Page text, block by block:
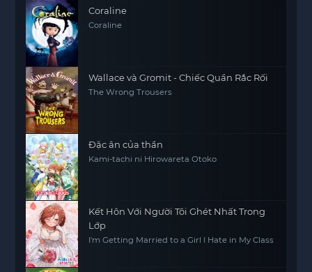
Coraline
Coraline
Wallace và Gromit - Chiếc Quần Rắc Rối
The Wrong Trousers
Đặc ân của thần
Kami-tachi ni Hirowareta Otoko
Kết Hôn Với Người Tôi Ghét Nhất Trong
Lớp
I'm Getting Married to a Girl I Hate in My Class